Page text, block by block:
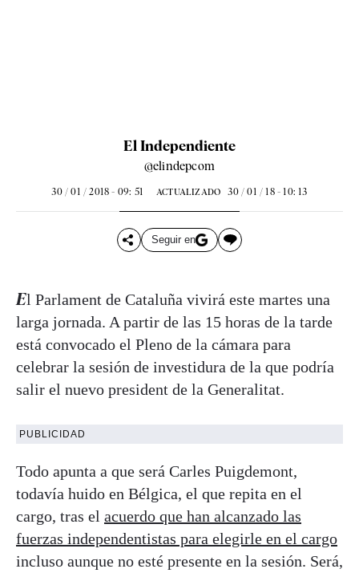
El Independiente
@elindepcom
30 / 01 / 2018 - 09: 51 ACTUALIZADO 30 / 01 / 18 - 10: 13
Seguir en
El Parlament de Cataluña vivirá este martes una
larga jornada. A partir de las 15 horas de la tarde
está convocado el Pleno de la cámara para
celebrar la sesión de investidura de la que podría
salir el nuevo president de la Generalitat.
PUBLICIDAD
Todo apunta a que será Carles Puigdemont,
todavía huido en Bélgica, el que repita en el
cargo, tras el acuerdo que han alcanzado las
fuerzas independentistas para elegirle en el cargo
incluso aunque no esté presente en la sesión. Será,